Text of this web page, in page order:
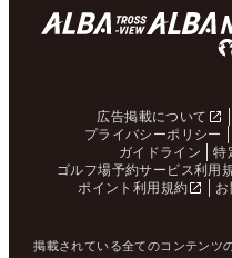
広告掲載について
プライバシーポリシー
ガイドライン
特
ゴルフ場予約サービス利用
ポイント利用規約
掲載されている全てのコンテンツ